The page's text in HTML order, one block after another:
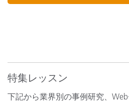
Pantone プラスシリーズ
ト社のカラーマネージメント・
特集レッスン
下記から業界別の事例研究、